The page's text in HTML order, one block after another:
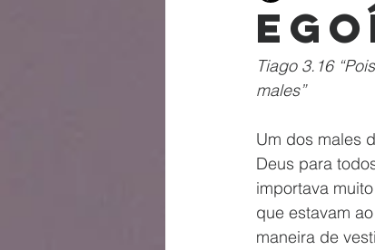
Tiago 3.16
males”
Um dos males
Deus para
importava
que estavam
maneira de